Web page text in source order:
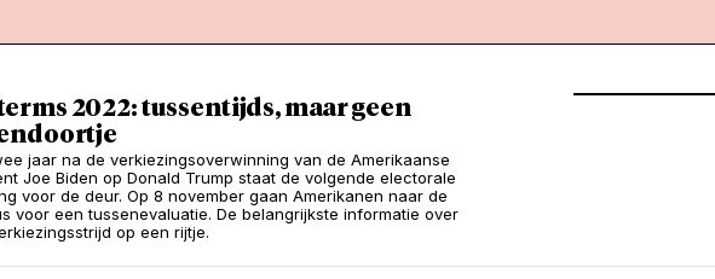
2022: tussentijds, maar geen
jaar na de verkiezingsoverwinning van de Amerikaanse
Joe Biden op Donald Trump staat de volgende electorale
voor de deur. Op 8 november gaan Amerikanen naar de
voor een tussenevaluatie. De belangrijkste informatie over
op een rijtje.